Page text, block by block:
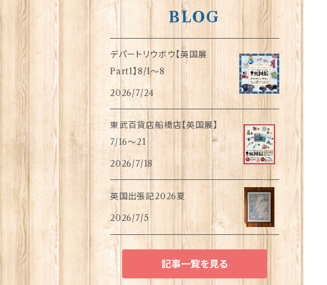
BLOG
デパートリウボウ【英国展
Part1】8/1〜8
2026/7/24
東武百貨店船橋店【英国展】
7/16～21
2026/7/18
英国出張記2026夏
2026/7/5
記事一覧を見る